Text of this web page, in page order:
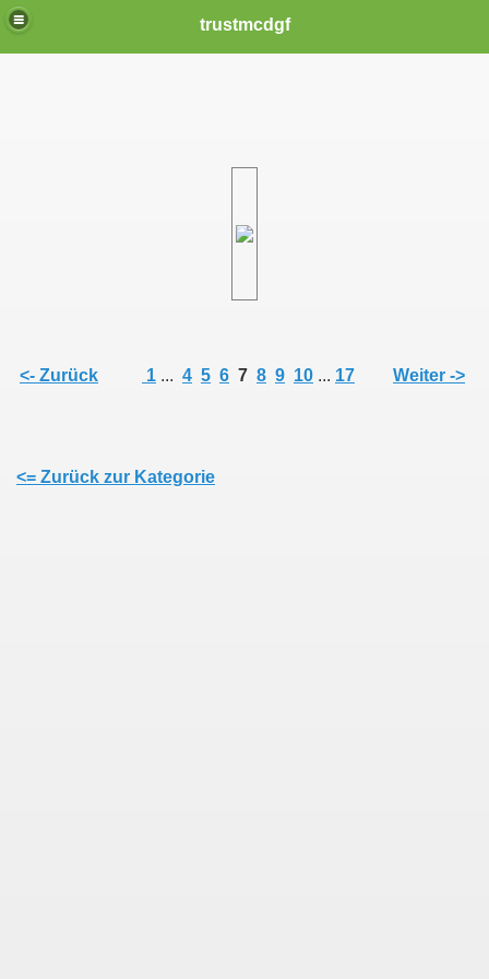
trustmcdgf
<- Zurück 1 ... 4 5 6 7 8 9 10 ... 17 Weiter ->
<= Zurück zur Kategorie